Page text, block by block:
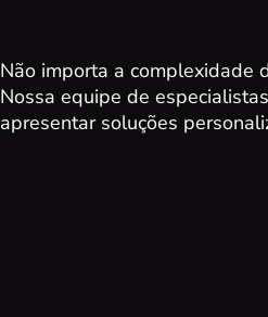
Não importa a complexidade
Nossa equipe de
apresentar soluções